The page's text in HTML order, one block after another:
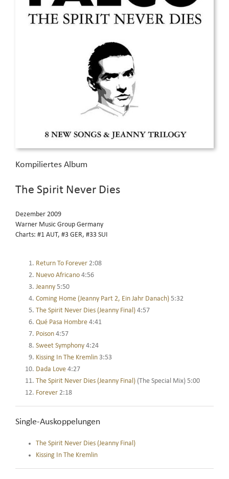
Kompiliertes Album
The Spirit Never Dies
Dezember 2009
Warner Music Group Germany
Charts: #1 AUT, #3 GER, #33 SUI
Return To Forever2:08
Nuevo Africano4:56
Jeanny5:50
Coming Home (Jeanny Part 2, Ein Jahr Danach)5:32
The Spirit Never Dies (Jeanny Final)4:57
Qué Pasa Hombre4:41
Poison4:57
Sweet Symphony4:24
Kissing In The Kremlin3:53
Dada Love4:27
The Spirit Never Dies (Jeanny Final)(The Special Mix) 5:00
Forever2:18
Single-Auskoppelungen
The Spirit Never Dies (Jeanny Final)
Kissing In The Kremlin